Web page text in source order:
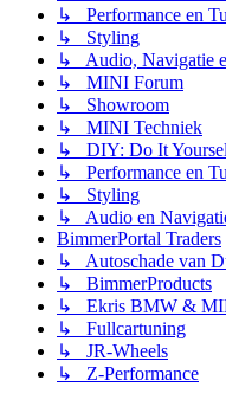
↳ Performance en
↳ Styling
↳ Audio, Navigatie
↳ MINI Forum
↳ Showroom
↳ MINI Techniek
↳ DIY: Do It
↳ Performance en
↳ Styling
↳ Audio en
BimmerPortal Traders
↳ Autoschade van
↳ BimmerProducts
↳ Ekris BMW &
↳ Fullcartuning
↳ JR-Wheels
↳ Z-Performance